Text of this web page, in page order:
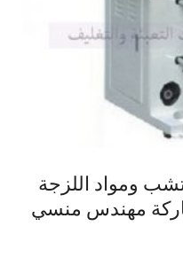
ومواد اللزجة
موديل 505 ماركة مهندس منسي